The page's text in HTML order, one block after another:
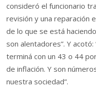
consideró el funcionario
revisión y una reparación
de lo que se está
son alentadores”. Y
terminá con un 43 o 44
de inflación. Y son
nuestra sociedad”.